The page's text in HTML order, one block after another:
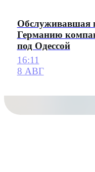
Обслуживавшая
Германию
под Одессой
16:11
8 АВГ